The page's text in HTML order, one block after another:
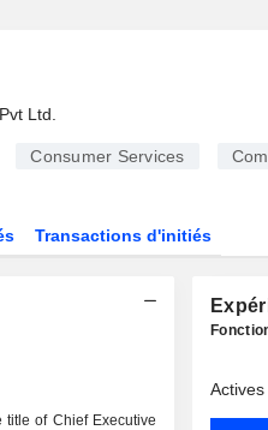
Ltd.
Consumer Services
Transactions d'initiés
of Chief Executive
Actives